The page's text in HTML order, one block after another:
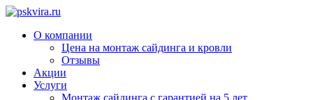
О компании
Цена на монтаж сайдинга и кровли
Отзывы
Акции
Услуги
Монтаж сайдинга с гарантией на 5 лет